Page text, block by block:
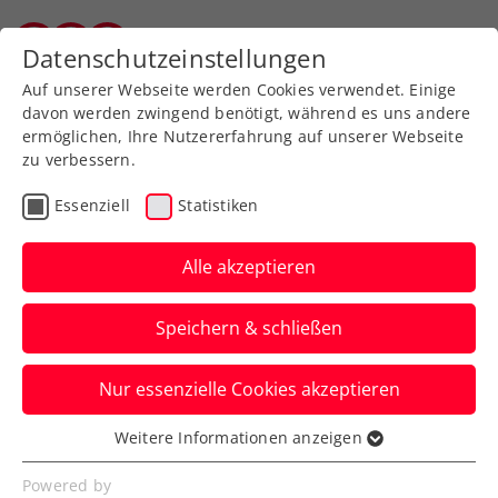
Zurück zur Newsübersicht
Allgemeine Klasse
Bundesliga-Doppelpack
beim TC Hard: Tennis,
Highlights und Party-
Stimmung
Zwei Heimspiele, starke Gegner und ein
volles Rahmenprogramm.
Verfasst von: Evelyn Ratt-Nenning, 03.06.2026
Datenschutzeinstellungen
Auf unserer Webseite werden Cookies verwendet. Einige
davon werden zwingend benötigt, während es uns andere
ermöglichen, Ihre Nutzererfahrung auf unserer Webseite
zu verbessern.
Essenziell Statistiken
Alle akzeptieren
Speichern & schließen
Nur essenzielle Cookies akzeptieren
Essenziell
Essenzielle Cookies werden für grundlegende
Weitere Informationen anzeigen
Powered by